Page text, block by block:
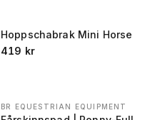
Hoppschabrak Mini Horse
419 kr
BR EQUESTRIAN EQUIPMENT